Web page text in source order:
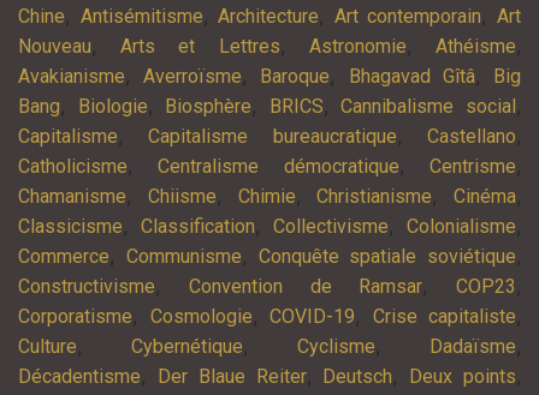
Chine, Antisémitisme,Architecture, Art contemporain,Art
Nouveau,Arts et Lettres, Astronomie,Athéisme,
Avakianisme,Averroïsme, Baroque, Bhagavad Gîtâ,
Big
Bang, Biologie, Biosphère, BRICS,Cannibalisme social ,
Capitalisme,Capitalisme bureaucratique,Castellano,
Catholicisme,Centralisme démocratique,Centrisme,
Chamanisme, Chiisme, Chimie,Christianisme, Cinéma,
Classicisme, Classification, Collectivisme, Colonialisme,
Commerce, Communisme, Conquête spatiale soviétique,
Constructivisme, Convention de Ramsar, COP23 ,
Corporatisme, Cosmologie, COVID-19, Crise capitaliste,
Culture, Cybernétique, Cyclisme, Dadaïsme,
Décadentisme, Der Blaue Reiter, Deutsch, Deux points,